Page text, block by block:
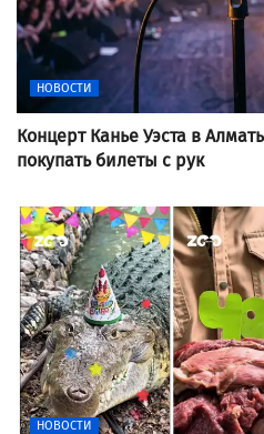
НОВОСТИ
Концерт Канье Уэста в
покупать билеты с рук
НОВОСТИ